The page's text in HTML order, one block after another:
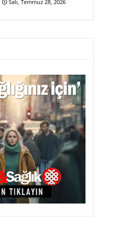
Salı, Temmuz 28, 2026